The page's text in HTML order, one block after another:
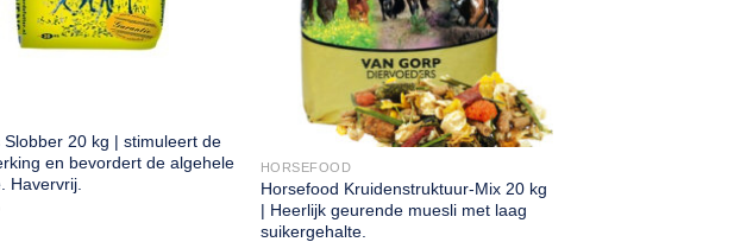
Slobber 20 kg | stimuleert de
en bevordert de algehele
Havervrij.
HORSEFOOD
Horsefood Kruidenstruktuur-Mix 20 kg
| Heerlijk geurende muesli met laag
suikergehalte.